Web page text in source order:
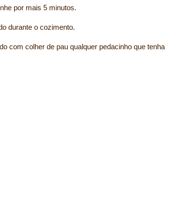
por mais 5 minutos.
durante o cozimento.
com colher de pau qualquer pedacinho que tenha